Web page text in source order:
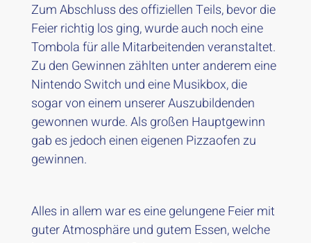
Zum Abschluss des offiziellen Teils, bevor die
Feier richtig los ging, wurde auch noch eine
Tombola für alle Mitarbeitenden veranstaltet.
Zu den Gewinnen zählten unter anderem eine
Nintendo Switch und eine Musikbox, die
sogar von einem unserer Auszubildenden
gewonnen wurde. Als großen Hauptgewinn
gab es jedoch einen eigenen Pizzaofen zu
gewinnen.
Alles in allem war es eine gelungene Feier mit
guter Atmosphäre und gutem Essen, welche